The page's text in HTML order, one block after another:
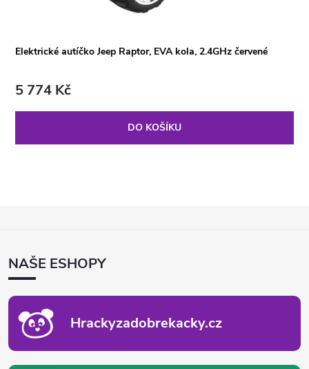
Elektrické autíčko Jeep Raptor, EVA kola, 2.4GHz červené
5 774 Kč
DO KOŠÍKU
ANAŠE ESHOPY
Hrackyzadobrekacky.cz